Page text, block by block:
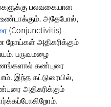
பலவகையான
அதேபோல்,
(Conjunctivitis)
அதிகரிக்கும்
பருவமழை
கண்புரை
இந்த கட்டுரையில்,
அதிகரிக்கும்